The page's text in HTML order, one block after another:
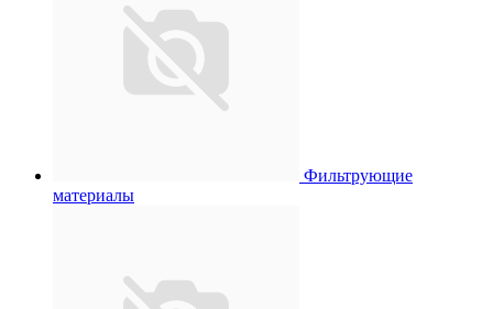
Фильтрующие
материалы